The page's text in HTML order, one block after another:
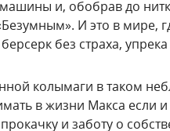
и, обобрав до
И это в мире,
без страха,
колымаги в таком
в жизни Макса если
и заботу о